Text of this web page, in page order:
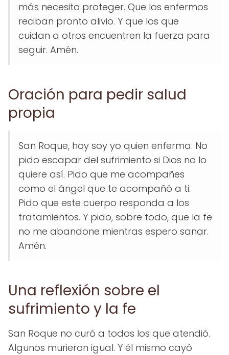
más necesito proteger. Que los enfermos
reciban pronto alivio. Y que los que
cuidan a otros encuentren la fuerza para
seguir. Amén.
Oración para pedir salud
propia
San Roque, hoy soy yo quien enferma. No
pido escapar del sufrimiento si Dios no lo
quiere así. Pido que me acompañes
como el ángel que te acompañó a ti.
Pido que este cuerpo responda a los
tratamientos. Y pido, sobre todo, que la fe
no me abandone mientras espero sanar.
Amén.
Una reflexión sobre el
sufrimiento y la fe
San Roque no curó a todos los que atendió.
Algunos murieron igual. Y él mismo cayó